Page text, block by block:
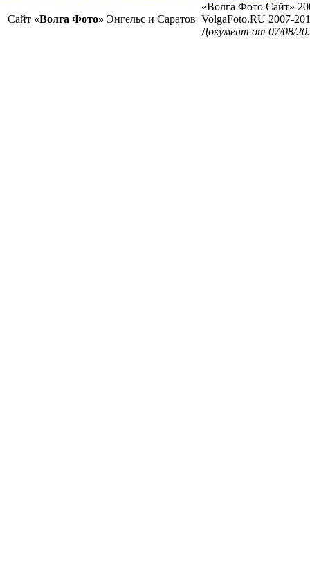
Сайт «Волга Фото» Энгельс и Саратов
«Волга Фото Сайт»
VolgaFoto.RU 2007-
Документ от 07/08/